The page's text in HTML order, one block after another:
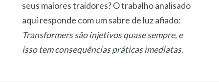
seus maiores traidores? O trabalho analisado
aqui responde com um sabre de luz afiado:
Transformers são injetivos quase sempre, e
isso tem consequências práticas imediatas.